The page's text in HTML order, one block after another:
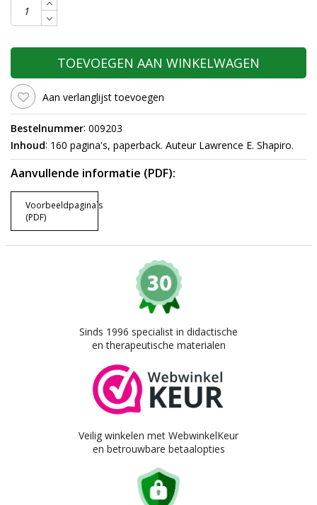
TOEVOEGEN AAN WINKELWAGEN
Aan verlanglijst toevoegen
Bestelnummer: 009203
Inhoud: 160 pagina's, paperback. Auteur Lawrence E. Shapiro.
Aanvullende informatie (PDF):
Voorbeeldpagina`s
(PDF)
Sinds 1996 specialist in didactische
en therapeutische materialen
Veilig winkelen met WebwinkelKeur
en betrouwbare betaalopties